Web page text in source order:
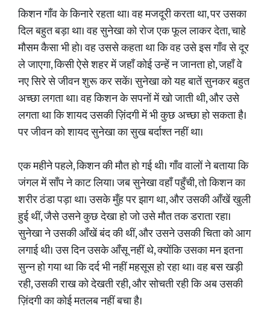
किशन गाँव के किनारे रहता था। वह मजदूरी करता था, पर उसका
दिल बहुत बड़ा था। वह सुनेखा को रोज एक फूल लाकर देता, चाहे
मौसम कैसा भी हो। वह उससे कहता था कि वह उसे इस गाँव से दूर
ले जाएगा, किसी ऐसे शहर में जहाँ कोई उन्हें न जानता हो, जहाँ वे
नए सिरे से जीवन शुरू कर सकें। सुनेखा को यह बातें सुनकर बहुत
अच्छा लगता था। वह किशन के सपनों में खो जाती थी, और उसे
लगता था कि शायद उसकी ज़िंदगी में भी कुछ अच्छा हो सकता है।
पर जीवन को शायद सुनेखा का सुख बर्दाश्त नहीं था।
एक महीने पहले, किशन की मौत हो गई थी। गाँव वालों ने बताया कि
जंगल में साँप ने काट लिया। जब सुनेखा वहाँ पहुँची, तो किशन का
शरीर ठंडा पड़ा था। उसके मुँह पर झाग था, और उसकी आँखें खुली
हुई थीं, जैसे उसने कुछ देखा हो जो उसे मौत तक डराता रहा।
सुनेखा ने उसकी आँखें बंद की थीं, और उसने उसकी चिता को आग
लगाई थी। उस दिन उसके आँसू नहीं थे, क्योंकि उसका मन इतना
सुन्न हो गया था कि दर्द भी नहीं महसूस हो रहा था। वह बस खड़ी
रही, उसकी राख को देखती रही, और सोचती रही कि अब उसकी
ज़िंदगी का कोई मतलब नहीं बचा है।